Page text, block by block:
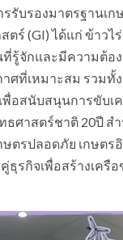
รับรองมาตรฐานเ
ร์ (GI) ได้แก่ ข้าว
จักและมีความต้อ
ที่เหมาะสม รวมทั้
สนับสนุนการขับเ
ศาสตร์ชาติ 20ปี ส
ตรปลอดภัย เกษต
รกิจเพื่อสร้างเครื